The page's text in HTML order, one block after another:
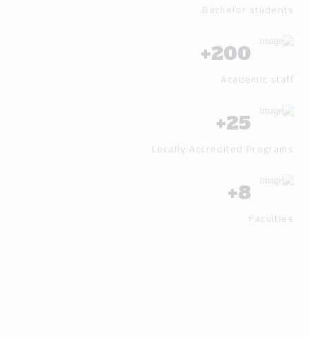
Bachelor students
200
+
Academic staff
25
+
Locally Accredited Programs
8
+
Faculties